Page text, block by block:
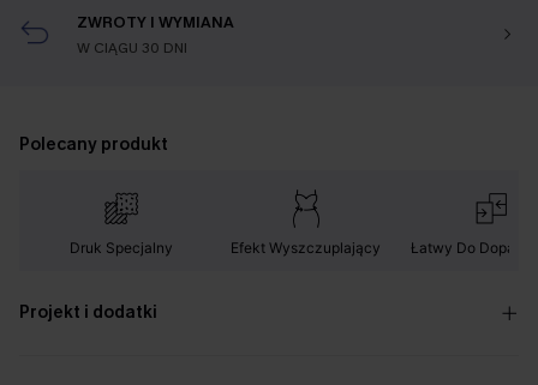
ZWROTY I WYMIANA
W CIĄGU 30 DNI
Polecany produkt
Druk Specjalny Efekt Wyszczuplający Łatwy Do
Projekt i dodatki